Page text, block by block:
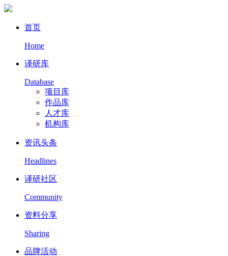
首页
Home
译研库
Database
项目库
作品库
人才库
机构库
资讯头条
Headlines
译研社区
Community
资料分享
Sharing
品牌活动